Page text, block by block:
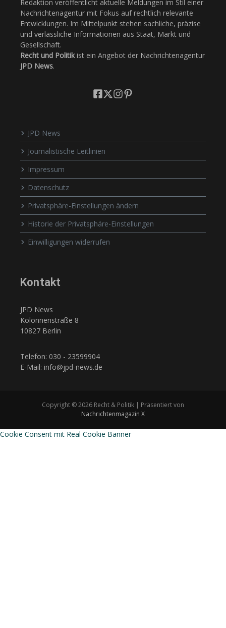
Redaktion veröffentlicht aktuelle Meldungen im Stil einer
Nachrichtenagentur mit Fokus auf rechtlich relevante
Entwicklungen. Im Mittelpunkt stehen sachliche, präzise
und verlässliche Informationen aus Staat, Markt und
Gesellschaft.
Recht und Politikist ein Angebot der Nachrichtenagentur
JPD News.
JPD News
Journalistische Leitlinien
Impressum
Datenschutz
Privatsphäre-Einstellungen ändern
Historie der Privatsphäre-Einstellungen
Einwilligungen widerrufen
Kontakt
JPD News
Kolonnenstraße 8
10827 Berlin
Telefon: 030 - 23599904
E-Mail: info@jpd-news.de
Copyright © 2026 Recht & Politik | Präsentiert von
Nachrichtenmagazin X
Cookie Consent mit Real Cookie Banner